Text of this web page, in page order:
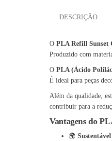
DESCRIÇÃO
O PLA Refill Sunset
Produzido com
O PLA (Ácido
É ideal para peças
Além da qualidade,
contribuir para a
Vantagens do
🌍 Sustentável